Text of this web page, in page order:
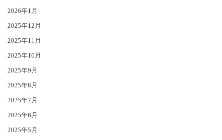
2026年1月
2025年12月
2025年11月
2025年10月
2025年9月
2025年8月
2025年7月
2025年6月
2025年5月